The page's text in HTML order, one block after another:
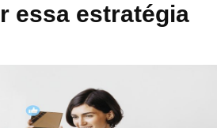
essa estratégia